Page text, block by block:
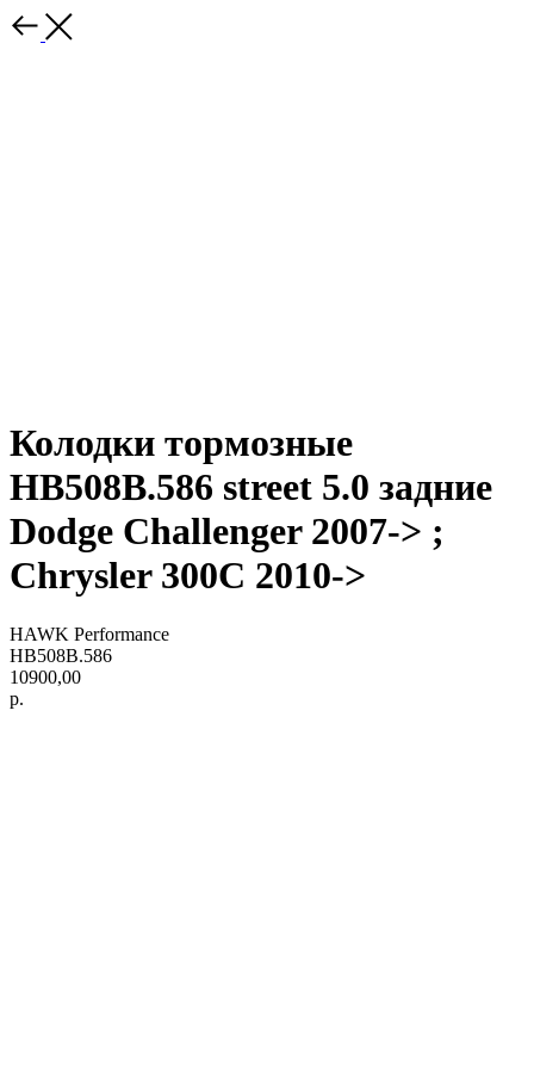
Колодки тормозные
HB508B.586 street 5.0 задние
Dodge Challenger 2007-> ;
Chrysler 300C 2010->
HAWK Performance
HB508B.586
10900,00
р.